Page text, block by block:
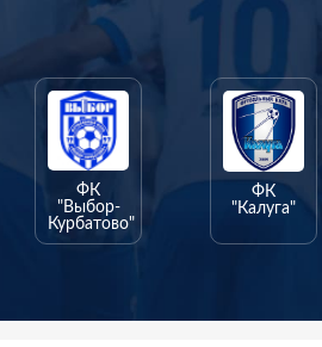
ФК
"Выбор-
Курбатово"
ФК
"Калуга"